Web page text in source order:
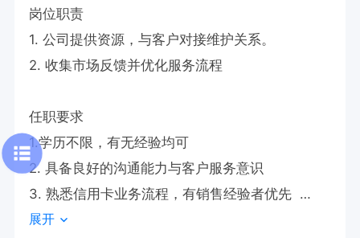
岗位职责
1. 公司提供资源，与客户对接维护关系。
2. 收集市场反馈并优化服务流程
任职要求
1.学历不限，有无经验均可
2. 具备良好的沟通能力与客户服务意识
3. 熟悉信用卡业务流程，有销售经验者优先
展开